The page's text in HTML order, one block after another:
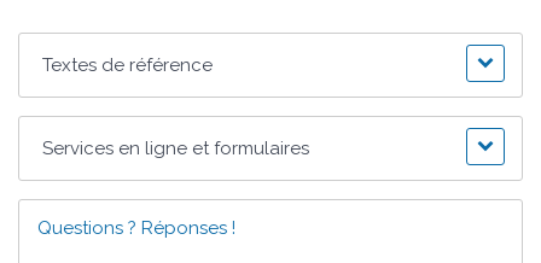
Textes de référence
Services en ligne et formulaires
Questions ? Réponses !